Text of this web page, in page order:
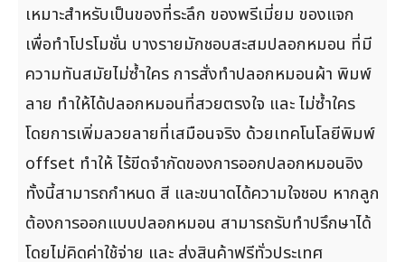
เหมาะสำหรับเป็นของที่ระลึก ของพรีเมี่ยม ของแจก
เพื่อทำโปรโมชั่น บางรายมักชอบสะสมปลอกหมอน ที่มี
ความทันสมัยไม่ซ้ำใคร การสั่งทำปลอกหมอนผ้า พิมพ์
ลาย ทำให้ได้ปลอกหมอนที่สวยตรงใจ และ ไม่ซ้ำใคร
โดยการเพิ่มลวยลายที่เสมือนจริง ด้วยเทคโนโลยีพิมพ์
offset ทำให้ ไร้ขีดจำกัดของการออกปลอกหมอนอิง
ทั้งนี้สามารถกำหนด สี และขนาดได้ความใจชอบ หากลูก
ต้องการออกแบบปลอกหมอน สามารถรับทำปรึกษาได้
โดยไม่คิดค่าใช้จ่าย และ ส่งสินค้าฟรีทั่วประเทศ